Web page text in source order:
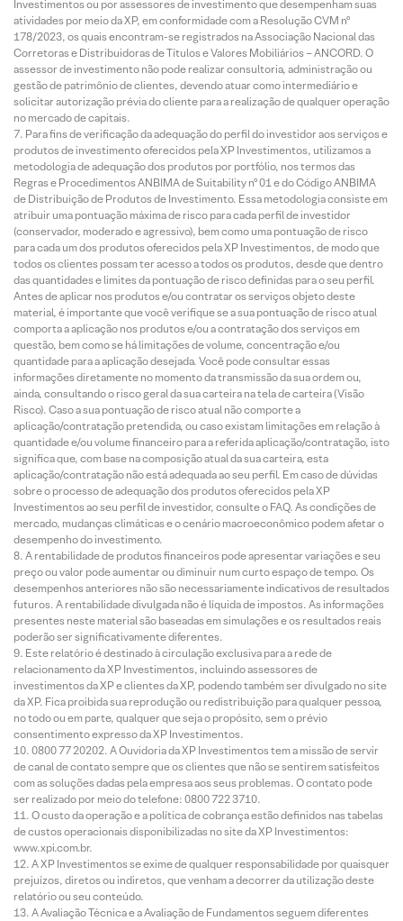
Investimentos ou por assessores de investimento que desempenham suas
atividades por meio da XP, em conformidade com a Resolução CVM nº
178/2023, os quais encontram-se registrados na Associação Nacional das
Corretoras e Distribuidoras de Títulos e Valores Mobiliários – ANCORD. O
assessor de investimento não pode realizar consultoria, administração ou
gestão de patrimônio de clientes, devendo atuar como intermediário e
solicitar autorização prévia do cliente para a realização de qualquer operação
no mercado de capitais.
Para fins de verificação da adequação do perfil do investidor aos serviços e
produtos de investimento oferecidos pela XP Investimentos, utilizamos a
metodologia de adequação dos produtos por portfólio, nos termos das
Regras e Procedimentos ANBIMA de Suitability nº 01 e do Código ANBIMA
de Distribuição de Produtos de Investimento. Essa metodologia consiste em
atribuir uma pontuação máxima de risco para cada perfil de investidor
(conservador, moderado e agressivo), bem como uma pontuação de risco
para cada um dos produtos oferecidos pela XP Investimentos, de modo que
todos os clientes possam ter acesso a todos os produtos, desde que dentro
das quantidades e limites da pontuação de risco definidas para o seu perfil.
Antes de aplicar nos produtos e/ou contratar os serviços objeto deste
material, é importante que você verifique se a sua pontuação de risco atual
comporta a aplicação nos produtos e/ou a contratação dos serviços em
questão, bem como se há limitações de volume, concentração e/ou
quantidade para a aplicação desejada. Você pode consultar essas
informações diretamente no momento da transmissão da sua ordem ou,
ainda, consultando o risco geral da sua carteira na tela de carteira (Visão
Risco). Caso a sua pontuação de risco atual não comporte a
aplicação/contratação pretendida, ou caso existam limitações em relação à
quantidade e/ou volume financeiro para a referida aplicação/contratação, isto
significa que, com base na composição atual da sua carteira, esta
aplicação/contratação não está adequada ao seu perfil. Em caso de dúvidas
sobre o processo de adequação dos produtos oferecidos pela XP
Investimentos ao seu perfil de investidor, consulte o FAQ. As condições de
mercado, mudanças climáticas e o cenário macroeconômico podem afetar o
desempenho do investimento.
A rentabilidade de produtos financeiros pode apresentar variações e seu
preço ou valor pode aumentar ou diminuir num curto espaço de tempo. Os
desempenhos anteriores não são necessariamente indicativos de resultados
futuros. A rentabilidade divulgada não é líquida de impostos. As informações
presentes neste material são baseadas em simulações e os resultados reais
poderão ser significativamente diferentes.
Este relatório é destinado à circulação exclusiva para a rede de
relacionamento da XP Investimentos, incluindo assessores de
investimentos da XP e clientes da XP, podendo também ser divulgado no site
da XP. Fica proibida sua reprodução ou redistribuição para qualquer pessoa,
no todo ou em parte, qualquer que seja o propósito, sem o prévio
consentimento expresso da XP Investimentos.
0800 77 20202. A Ouvidoria da XP Investimentos tem a missão de servir
de canal de contato sempre que os clientes que não se sentirem satisfeitos
com as soluções dadas pela empresa aos seus problemas. O contato pode
ser realizado por meio do telefone: 0800 722 3710.
O custo da operação e a política de cobrança estão definidos nas tabelas
de custos operacionais disponibilizadas no site da XP Investimentos:
www.xpi.com.br.
A XP Investimentos se exime de qualquer responsabilidade por quaisquer
prejuízos, diretos ou indiretos, que venham a decorrer da utilização deste
relatório ou seu conteúdo.
A Avaliação Técnica e a Avaliação de Fundamentos seguem diferentes